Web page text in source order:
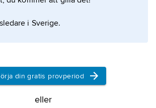
i Sverige.
din gratis provperiod
eller